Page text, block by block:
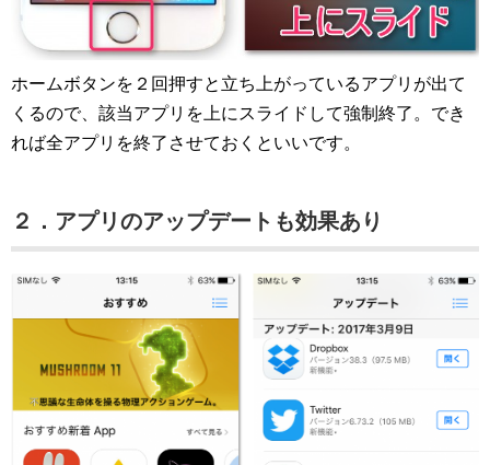
ホームボタンを２回押すと立ち上がっているアプリが出て
くるので、該当アプリを上にスライドして強制終了。でき
れば全アプリを終了させておくといいです。
２．アプリのアップデートも効果あり